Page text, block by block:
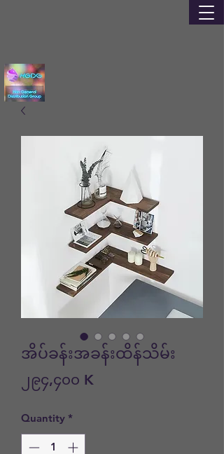
အိပ်ခန်းအခန်းထိန်သိမ်း
၂၉၄,၄၀၀ K
Quantity *